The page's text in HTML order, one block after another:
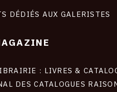
DÉDIÉS AUX GALERISTES
: LIVRES &
DES CATALOGUES